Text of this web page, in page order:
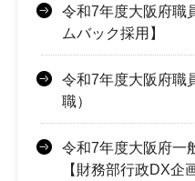
令和7年度大阪府職
ムバック採用】
令和7年度大阪府職
職）
令和7年度大阪府一
【財務部行政DX企